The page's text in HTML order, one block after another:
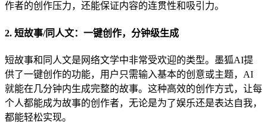
作者的创作压力，还能保证内容的连贯性和吸引力。
2. 短故事/同人文：一键创作，分钟级生成
短故事和同人文是网络文学中非常受欢迎的类型。墨狐AI提
供了一键创作的功能，用户只需输入基本的创意或主题，AI
就能在几分钟内生成完整的故事。这种高效的创作方式，让每
个人都能成为故事的创作者，无论是为了娱乐还是表达自我，
都能轻松实现。